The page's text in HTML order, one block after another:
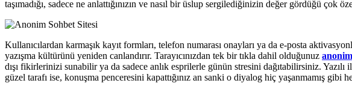
taşımadığı, sadece ne anlattığınızın ve nasıl bir üslup sergilediğinizin değer gördüğü çok
Kullanıcılardan karmaşık kayıt formları, telefon numarası onayları ya da e-posta
yazışma kültürünü yeniden canlandırır. Tarayıcınızdan tek bir tıkla dahil olduğunuz
dışı fikirlerinizi sunabilir ya da sadece anlık esprilerle günün stresini dağıtabilirsiniz.
güzel tarafı ise, konuşma penceresini kapattığınız an sanki o diyalog hiç yaşanmamış